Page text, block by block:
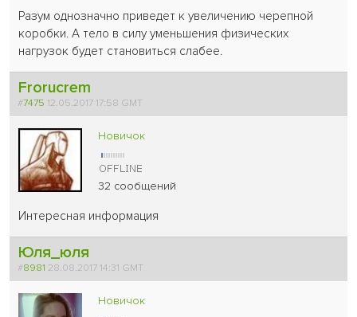
Разум однозначно приведет к увеличению черепной
коробки. А тело в силу уменьшения физических
нагрузок будет становиться слабее.
Frorucrem
#7475 12.05.2017 17:58 GMT
Новичок
32 сообщений
Интересная информация
Юля_юля
#8981 28.08.2017 14:31 GMT
Новичок